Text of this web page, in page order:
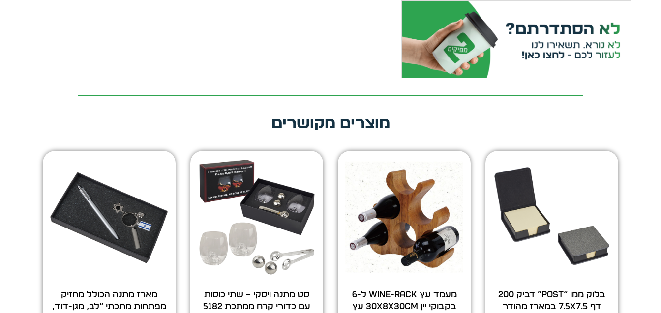
מוצרים מקושרים
בלוק ממו “post” דביק 200
דף 7.5X7.5 במארז מהודר
מעמד עץ Wine-Rack ל-6
בקבוקי יין 30x8x30cm עץ
סט מתנה ויסקי – שתי כוסות
עם כדורי קרח ממתכת 5182
מארז מתנה הכולל מחזיק
מפתחות מתכתי “לב, מגן-דוד,